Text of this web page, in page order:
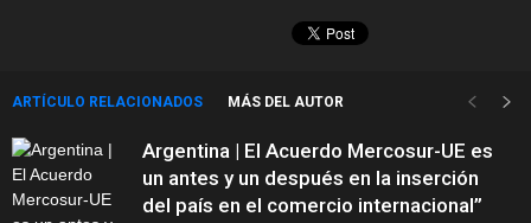
ARTÍCULO RELACIONADOS MÁS DEL AUTOR
Argentina | El Acuerdo Mercosur-UE es
un antes y un después en la inserción
del país en el comercio internacional”